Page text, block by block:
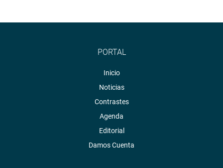
PORTAL
Inicio
Noticias
Contrastes
Agenda
Editorial
Damos Cuenta